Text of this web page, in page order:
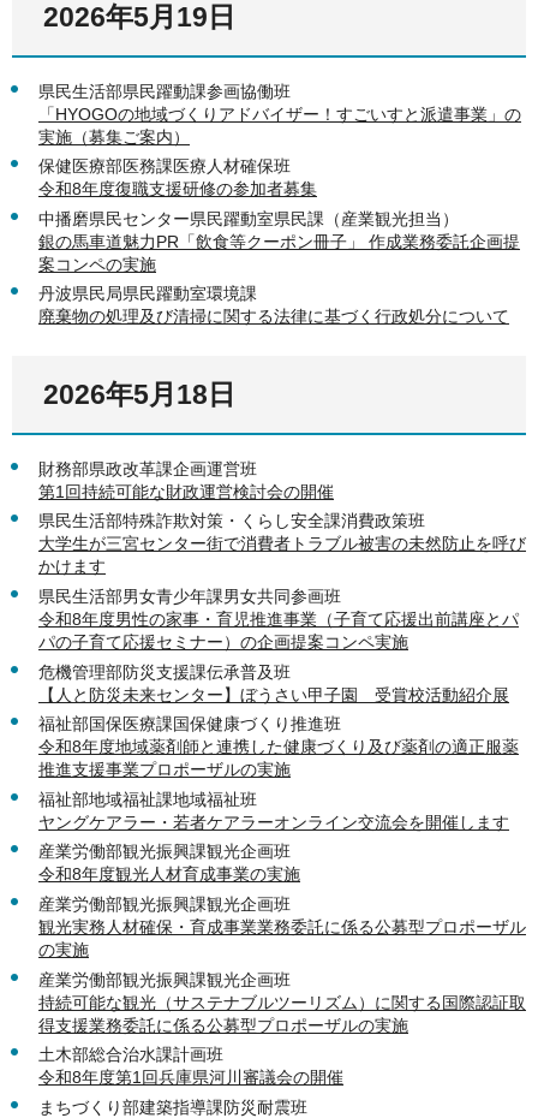
2026年5月19日
県民生活部県民躍動課参画協働班
「HYOGOの地域づくりアドバイザー！すごいすと派遣事業」の
実施（募集ご案内）
保健医療部医務課医療人材確保班
令和8年度復職支援研修の参加者募集
中播磨県民センター県民躍動室県民課（産業観光担当）
銀の馬車道魅力PR「飲食等クーポン冊子」 作成業務委託企画提
案コンペの実施
丹波県民局県民躍動室環境課
廃棄物の処理及び清掃に関する法律に基づく行政処分について
2026年5月18日
財務部県政改革課企画運営班
第1回持続可能な財政運営検討会の開催
県民生活部特殊詐欺対策・くらし安全課消費政策班
大学生が三宮センター街で消費者トラブル被害の未然防止を呼び
かけます
県民生活部男女青少年課男女共同参画班
令和8年度男性の家事・育児推進事業（子育て応援出前講座とパ
パの子育て応援セミナー）の企画提案コンペ実施
危機管理部防災支援課伝承普及班
【人と防災未来センター】ぼうさい甲子園＿受賞校活動紹介展
福祉部国保医療課国保健康づくり推進班
令和8年度地域薬剤師と連携した健康づくり及び薬剤の適正服薬
推進支援事業プロポーザルの実施
福祉部地域福祉課地域福祉班
ヤングケアラー・若者ケアラーオンライン交流会を開催します
産業労働部観光振興課観光企画班
令和8年度観光人材育成事業の実施
産業労働部観光振興課観光企画班
観光実務人材確保・育成事業業務委託に係る公募型プロポーザル
の実施
産業労働部観光振興課観光企画班
持続可能な観光（サステナブルツーリズム）に関する国際認証取
得支援業務委託に係る公募型プロポーザルの実施
土木部総合治水課計画班
令和8年度第1回兵庫県河川審議会の開催
まちづくり部建築指導課防災耐震班